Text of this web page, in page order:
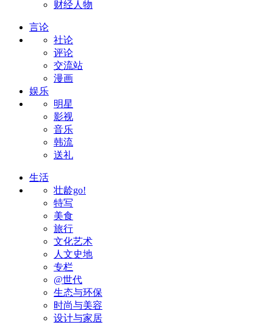
财经人物
言论
社论
评论
交流站
漫画
娱乐
明星
影视
音乐
韩流
送礼
生活
壮龄go!
特写
美食
旅行
文化艺术
人文史地
专栏
@世代
生态与环保
时尚与美容
设计与家居